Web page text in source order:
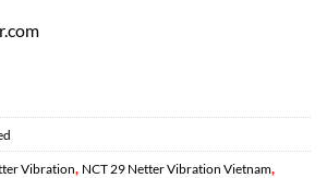
Vibration, NCT 29 Netter Vibration Vietnam,